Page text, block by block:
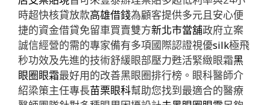
時超快核貸放款高雄借錢為顧客提供多元且安心便
捷的資金借貸免留車買賣雙方新北市當舖政府立案
誠信經營的需的專家備有多項國際認證視優silk極飛
秒功效及先進的技術舒緩眼部壓力甦活緊緻眼霜黑
眼圈眼霜最好用的改善黑眼圈排行榜。眼科醫師介
紹梁策主任專長苗栗眼科幫助您找到最適合的醫療